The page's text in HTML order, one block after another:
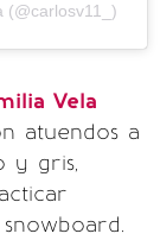
(@carlosv11_)
Vela
atuendos a
y gris,